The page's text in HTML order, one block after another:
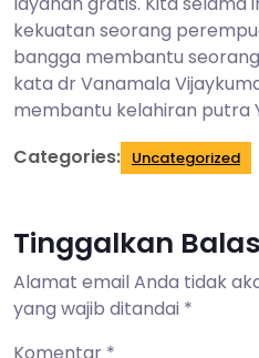
kekuatan seorang
bangga membantu
kata dr Vanamala
membantu kelahiran putra
Categories: Uncategorized
Tinggalkan
Alamat email Anda tidak
yang wajib ditandai *
Komentar *